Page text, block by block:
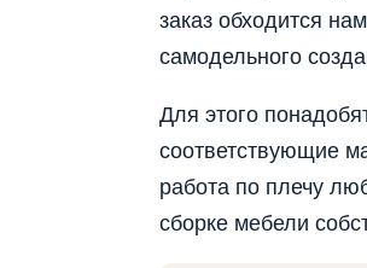
заказ обходится
самодельного
Для этого
соответствующие
работа по плечу
сборке мебели